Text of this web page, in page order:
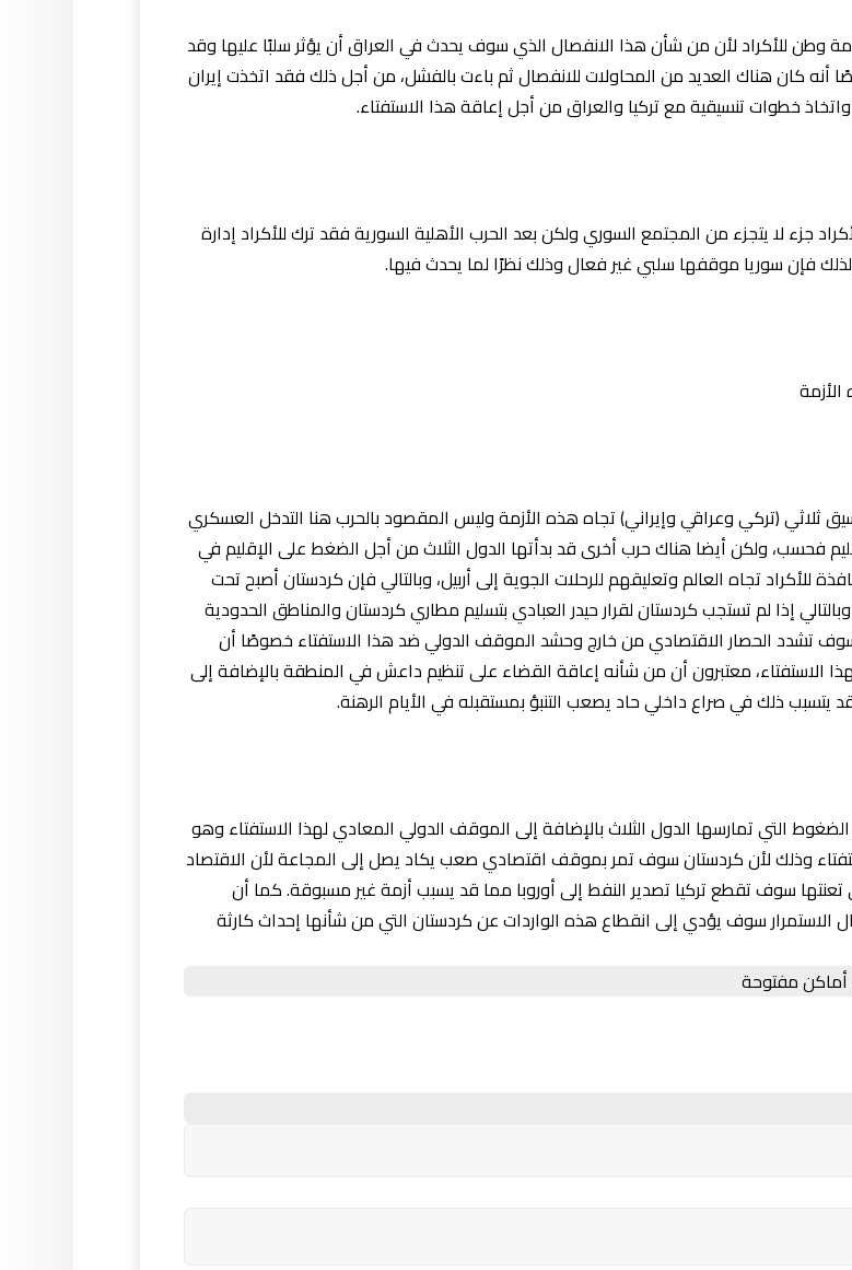
للأكراد لأن من شأن هذا الانفصال الذي سوف يحدث في العراق أن يؤثر سلبًا عليها وقد
أنه كان هناك العديد من المحاولات للانفصال ثم باءت بالفشل، من أجل ذلك فقد اتخذت إيران
خطوات تنسيقية مع تركيا والعراق من أجل إعاقة هذا الاستفتاء.
جزء لا يتجزء من المجتمع السوري ولكن بعد الحرب الأهلية السورية فقد ترك للأكراد إدارة
فإن سوريا موقفها سلبي غير فعال وذلك نظرًا لما يحدث فيها.
ثلاثي (تركي وعراقي وإيراني) تجاه هذه الأزمة وليس المقصود بالحرب هنا التدخل العسكري
فحسب، ولكن أيضا هناك حرب أخرى قد بدأتها الدول الثلاث من أجل الضغط على الإقليم في
للأكراد تجاه العالم وتعليقهم للرحلات الجوية إلى أربيل، وبالتالي فإن كردستان أصبح تحت
إذا لم تستجب كردستان لقرار حيدر العبادي بتسليم مطاري كردستان والمناطق الحدودية
سوف تشدد الحصار الاقتصادي من خارج وحشد الموقف الدولي ضد هذا الاستفتاء خصوصًا أن
لهذا الاستفتاء، معتبرون أن من شأنه إعاقة القضاء على تنظيم داعش في المنطقة بالإضافة إلى
يتسبب ذلك في صراع داخلي حاد يصعب التنبؤ بمستقبله في الأيام الرهنة.
التي تمارسها الدول الثلاث بالإضافة إلى الموقف الدولي المعادي لهذا الاستفتاء وهو
وذلك لأن كردستان سوف تمر بموقف اقتصادي صعب يكاد يصل إلى المجاعة لأن الاقتصاد
سوف تقطع تركيا تصدير النفط إلى أوروبا مما قد يسبب أزمة غير مسبوقة. كما أن
تركيا وفي حال الاستمرار سوف يؤدي إلى انقطاع هذه الواردات عن كردستان التي من شأنها إحداث كارثة